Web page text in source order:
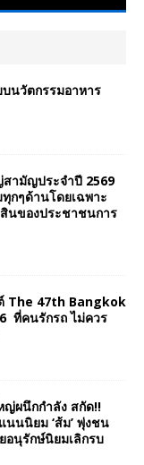
นวัตกรรมอาหาร
ามัญประจำปี 2569
กๆด้านโดยเฉพาะ
นของประชาชนการ
The 47th Bangkok
ที่คนรักรถ ไม่ควร
ผนึกกำลัง สกัด!!
นนนิยม ‘ส้ม’ พุ่งชน
อนุรักษ์นิยมเลิกรบ